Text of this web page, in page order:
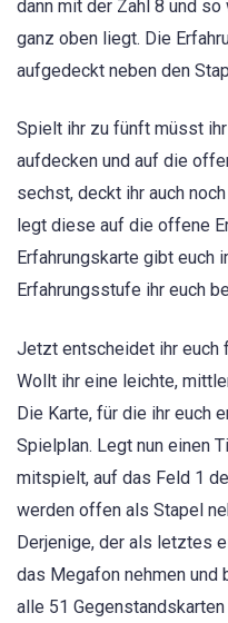
dann mit der Zahl 8 und
ganz oben liegt. Die
aufgedeckt neben den
Spielt ihr zu fünft müsst
aufdecken und auf die
sechst, deckt ihr auch
legt diese auf die offene
Erfahrungskarte gibt euch
Erfahrungsstufe ihr euch
Jetzt entscheidet ihr euch
Wollt ihr eine leichte,
Die Karte, für die ihr euch
Spielplan. Legt nun einen
mitspielt, auf das Feld 1
werden offen als Stapel
Derjenige, der als letztes
das Megafon nehmen
alle 51